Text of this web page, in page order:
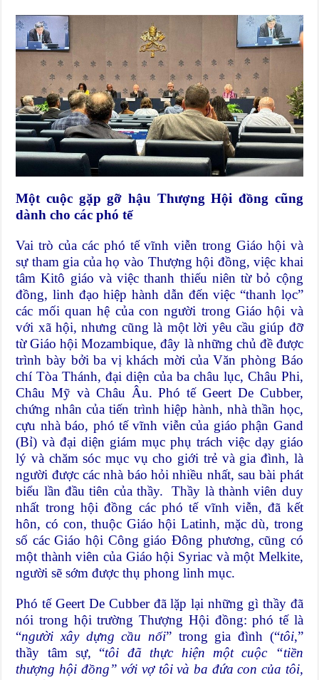
Một cuộc gặp gỡ hậu Thượng Hội đồng cũng
dành cho các phó tế
Vai trò của các phó tế vĩnh viễn trong Giáo hội và
sự tham gia của họ vào Thượng hội đồng, việc khai
tâm Kitô giáo và việc thanh thiếu niên từ bỏ cộng
đồng, linh đạo hiệp hành dẫn đến việc “thanh lọc”
các mối quan hệ của con người trong Giáo hội và
với xã hội, nhưng cũng là một lời yêu cầu giúp đỡ
từ Giáo hội Mozambique, đây là những chủ đề được
trình bày bởi ba vị khách mời của Văn phòng Báo
chí Tòa Thánh, đại diện của ba châu lục, Châu Phi,
Châu Mỹ và Châu Âu. Phó tế Geert De Cubber,
chứng nhân của tiến trình hiệp hành, nhà thần học,
cựu nhà báo, phó tế vĩnh viễn của giáo phận Gand
(Bỉ) và đại diện giám mục phụ trách việc dạy giáo
lý và chăm sóc mục vụ cho giới trẻ và gia đình, là
người được các nhà báo hỏi nhiều nhất, sau bài phát
biểu lần đầu tiên của thầy. Thầy là thành viên duy
nhất trong hội đồng các phó tế vĩnh viễn, đã kết
hôn, có con, thuộc Giáo hội Latinh, mặc dù, trong
số các Giáo hội Công giáo Đông phương, cũng có
một thành viên của Giáo hội Syriac và một Melkite,
người sẽ sớm được thụ phong linh mục.
Phó tế Geert De Cubber đã lặp lại những gì thầy đã
nói trong hội trường Thượng Hội đồng: phó tế là
“người xây dựng cầu nối” trong gia đình (“tôi,”
thầy tâm sự, “tôi đã thực hiện một cuộc “tiền
thượng hội đồng” với vợ tôi và ba đứa con của tôi,